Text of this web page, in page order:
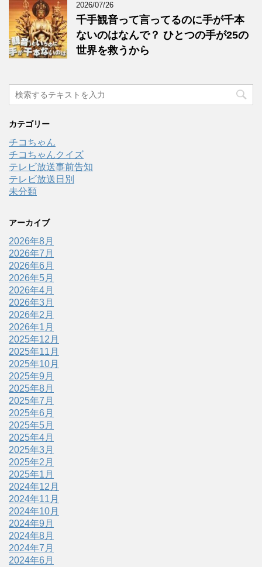
2026/07/26
千手観音って言ってるのに手が千本
ないのはなんで？ ひとつの手が25の
世界を救うから
カテゴリー
チコちゃん
チコちゃんクイズ
テレビ放送事前告知
テレビ放送日別
未分類
アーカイブ
2026年8月
2026年7月
2026年6月
2026年5月
2026年4月
2026年3月
2026年2月
2026年1月
2025年12月
2025年11月
2025年10月
2025年9月
2025年8月
2025年7月
2025年6月
2025年5月
2025年4月
2025年3月
2025年2月
2025年1月
2024年12月
2024年11月
2024年10月
2024年9月
2024年8月
2024年7月
2024年6月